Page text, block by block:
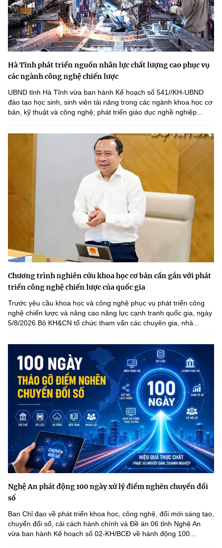
Hà Tĩnh phát triển nguồn nhân lực chất lượng cao phục vụ
các ngành công nghệ chiến lược
UBND tỉnh Hà Tĩnh vừa ban hành Kế hoạch số 541//KH-UBND
đào tạo học sinh, sinh viên tài năng trong các ngành khoa học cơ
bản, kỹ thuật và công nghệ; phát triển giáo dục nghề nghiệp...
Chương trình nghiên cứu khoa học cơ bản cần gắn với phát
triển công nghệ chiến lược của quốc gia
Trước yêu cầu khoa học và công nghệ phục vụ phát triển công
nghệ chiến lược và nâng cao năng lực cạnh tranh quốc gia, ngày
5/8/2026 Bộ KH&CN tổ chức tham vấn các chuyên gia, nhà...
Nghệ An phát động 100 ngày xử lý điểm nghẽn chuyển đổi
số
Ban Chỉ đạo về phát triển khoa học, công nghệ, đổi mới sáng tạo,
chuyển đổi số, cải cách hành chính và Đề án 06 tỉnh Nghệ An
vừa ban hành Kế hoạch số 02-KH/BCĐ về hành động 100...